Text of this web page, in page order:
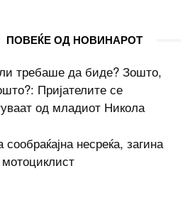
ПОВЕЌЕ ОД НОВИНАРОТ
требаше да биде? Зошто,
Пријателите се
од младиот Никола
сообраќајна несреќа, загина